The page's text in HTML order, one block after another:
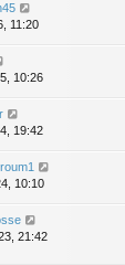
11:20
10:26
19:42
10:10
21:42